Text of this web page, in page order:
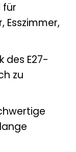
Esszimmer,
des E27-
zu